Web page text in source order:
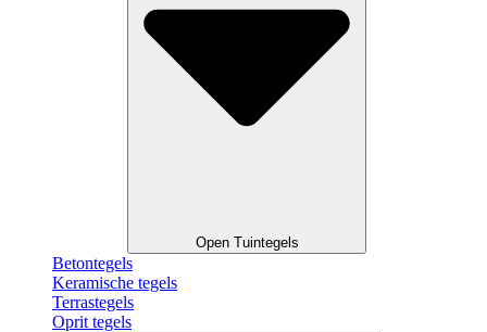
Open Tuintegels
Betontegels
Keramische tegels
Terrastegels
Oprit tegels